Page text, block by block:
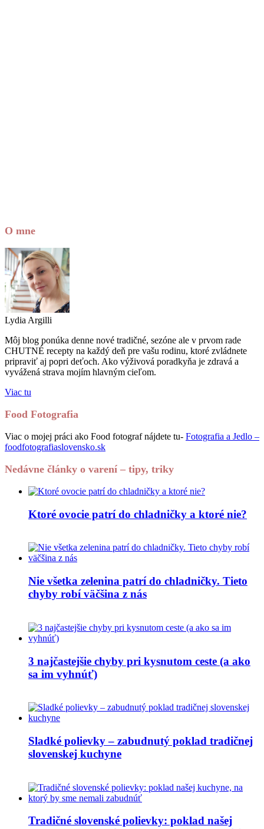
O mne
Lydia Argilli
Môj blog ponúka denne nové tradičné, sezóne ale v prvom rade
CHUTNÉ recepty na každý deň pre vašu rodinu, ktoré zvládnete
pripraviť aj popri deťoch. Ako výživová poradkyňa je zdravá a
vyvážená strava mojím hlavným cieľom.
Viac tu
Food Fotografia
Viac o mojej práci ako Food fotograf nájdete tu- Fotografia a Jedlo –
foodfotografiaslovensko.sk
Nedávne články o varení – tipy, triky
Ktoré ovocie patrí do chladničky a ktoré nie?
Nie všetka zelenina patrí do chladničky. Tieto
chyby robí väčšina z nás
3 najčastejšie chyby pri kysnutom ceste (a ako
sa im vyhnúť)
Sladké polievky – zabudnutý poklad tradičnej
slovenskej kuchyne
Tradičné slovenské polievky: poklad našej